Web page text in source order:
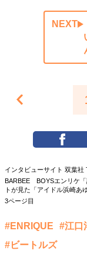
NEXT
インタビューサイト 双葉社
BARBEE BOYSエンリケ「
トが見た「アイドル浜崎あ
3ページ目
#ENRIQUE #江口
#ビートルズ